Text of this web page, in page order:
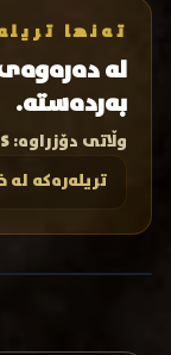
تەنها
لە
بەردەستە.
وڵاتی دۆزراوە:
تریلەرەکە لە